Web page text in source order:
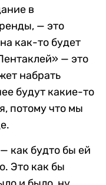
в
— это
как-то будет
— это
набрать
будут какие-то
потому что мы
как будто бы ей
Это как бы